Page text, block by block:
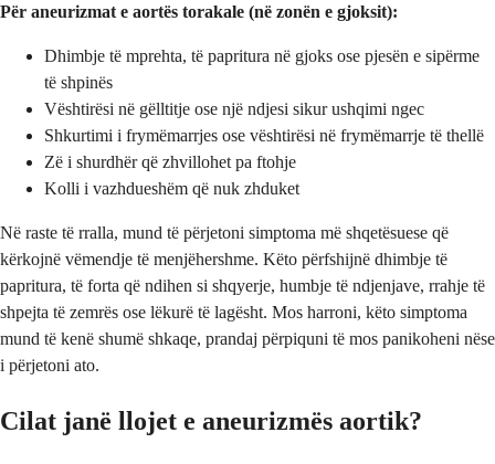
Për aneurizmat e aortës torakale (në zonën e gjoksit):
Dhimbje të mprehta, të papritura në gjoks ose pjesën e sipërme
të shpinës
Vështirësi në gëlltitje ose një ndjesi sikur ushqimi ngec
Shkurtimi i frymëmarrjes ose vështirësi në frymëmarrje të thellë
Zë i shurdhër që zhvillohet pa ftohje
Kolli i vazhdueshëm që nuk zhduket
Në raste të rralla, mund të përjetoni simptoma më shqetësuese që
kërkojnë vëmendje të menjëhershme. Këto përfshijnë dhimbje të
papritura, të forta që ndihen si shqyerje, humbje të ndjenjave, rrahje të
shpejta të zemrës ose lëkurë të lagësht. Mos harroni, këto simptoma
mund të kenë shumë shkaqe, prandaj përpiquni të mos panikoheni nëse
i përjetoni ato.
Cilat janë llojet e aneurizmës aortik?